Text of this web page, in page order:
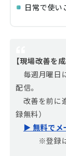
日常で使い
【現場改善を
毎週月曜日
配信。
改善を前に
録無料）
▶ 無料でメ
※登録